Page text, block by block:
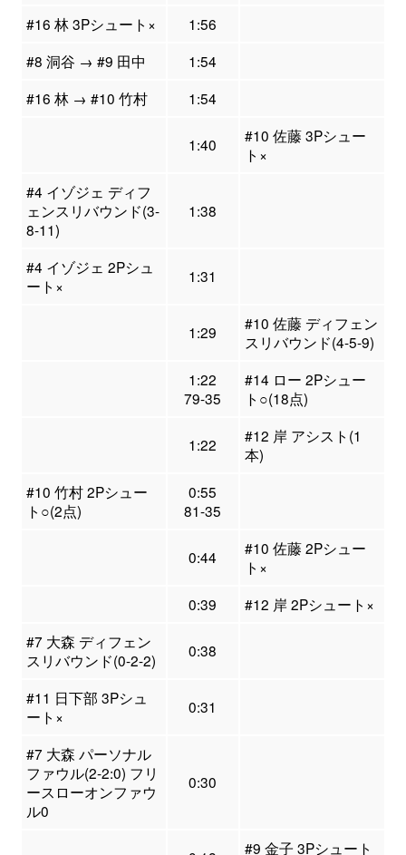
#16 林 3Pシュート×
1:56
#8 洞谷 → #9 田中
1:54
#16 林 → #10 竹村
1:54
1:40
#10 佐藤 3Pシュー
ト×
#4 イゾジェ ディフ
ェンスリバウンド(3-
8-11)
1:38
#4 イゾジェ 2Pシュ
ート×
1:31
1:29
#10 佐藤 ディフェン
スリバウンド(4-5-9)
1:22
79-35
#14 ロー 2Pシュー
ト○(18点)
1:22
#12 岸 アシスト(1
本)
#10 竹村 2Pシュー
ト○(2点)
0:55
81-35
0:44
#10 佐藤 2Pシュー
ト×
0:39
#12 岸 2Pシュート×
#7 大森 ディフェン
スリバウンド(0-2-2)
0:38
#11 日下部 3Pシュ
ート×
0:31
#7 大森 パーソナル
ファウル(2-2:0) フリ
ースローオンファウ
ル0
0:30
#9 金子 3Pシュート